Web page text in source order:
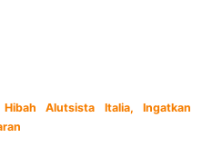
Alutsista Italia, Ingatkan